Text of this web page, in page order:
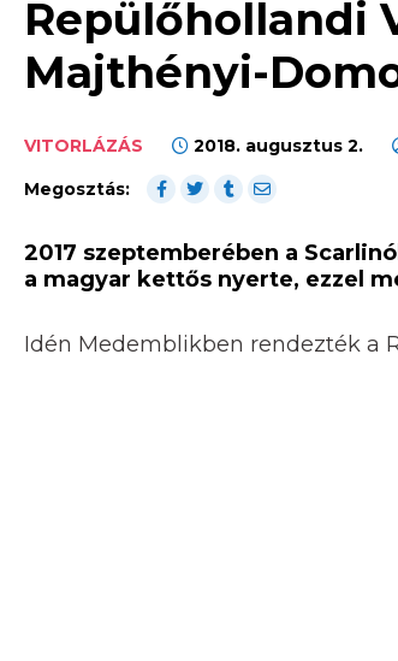
Repülőhollandi
Majthényi-
VITORLÁZÁS 2018. augusztus 2.
Megosztás:
2017 szeptemberében a
a magyar kettős nyerte, ezzel
Idén Medemblikben rendezték a